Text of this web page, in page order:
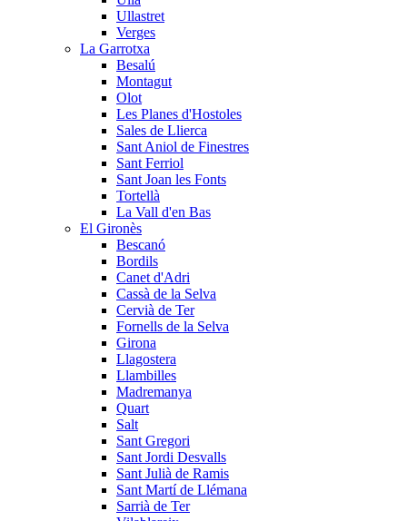
Ullastret
Verges
La Garrotxa
Besalú
Montagut
Olot
Les Planes d'Hostoles
Sales de Llierca
Sant Aniol de Finestres
Sant Ferriol
Sant Joan les Fonts
Tortellà
La Vall d'en Bas
El Gironès
Bescanó
Bordils
Canet d'Adri
Cassà de la Selva
Cervià de Ter
Fornells de la Selva
Girona
Llagostera
Llambilles
Madremanya
Quart
Salt
Sant Gregori
Sant Jordi Desvalls
Sant Julià de Ramis
Sant Martí de Llémana
Sarrià de Ter